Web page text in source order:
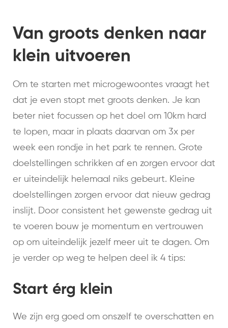
Van groots denken naar
klein uitvoeren
Om te starten met microgewoontes vraagt het
dat je even stopt met groots denken. Je kan
beter niet focussen op het doel om 10km hard
te lopen, maar in plaats daarvan om 3x per
week een rondje in het park te rennen. Grote
doelstellingen schrikken af en zorgen ervoor dat
er uiteindelijk helemaal niks gebeurt. Kleine
doelstellingen zorgen ervoor dat nieuw gedrag
inslijt. Door consistent het gewenste gedrag uit
te voeren bouw je momentum en vertrouwen
op om uiteindelijk jezelf meer uit te dagen. Om
je verder op weg te helpen deel ik 4 tips:
Start érg klein
We zijn erg goed om onszelf te overschatten en